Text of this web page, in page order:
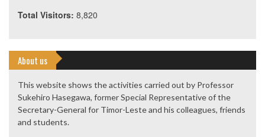
Total Visitors: 8,820
About us
This website shows the activities carried out by Professor
Sukehiro Hasegawa, former Special Representative of the
Secretary-General for Timor-Leste and his colleagues, friends
and students.